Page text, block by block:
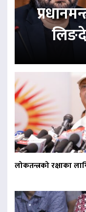
लोकतन्त्रको रक्षाका